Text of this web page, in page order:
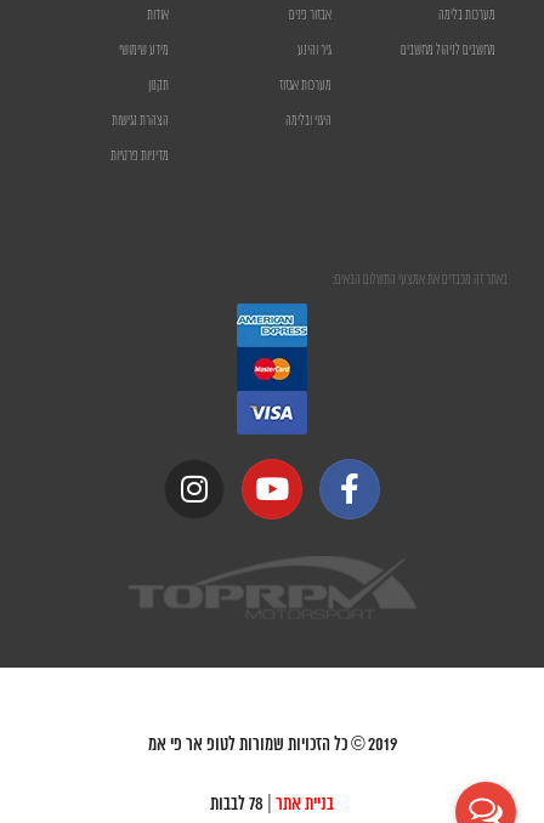
מערכות בלימה
מחשבים לניהול מחשבים
אבזור פנים
גיר והינע
מערכות אגזוז
היגוי ובלימה
אודות
מידע שימושי
תקנון
הצהרת נגישות
מדיניות פרטיות
באתר זה מכבדים את אמצעי התשלום הבאים:
2019© כל הזכויות שמורות לטופ אר פי אמ
בניית אתר